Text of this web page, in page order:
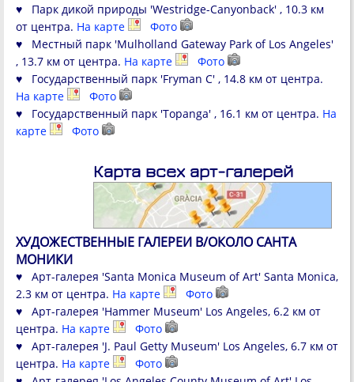
♥ Парк дикой природы 'Westridge-Canyonback' , 10.3 км
от центра. На карте
Фото
♥ Местный парк 'Mulholland Gateway Park of Los Angeles'
, 13.7 км от центра. На карте
Фото
♥ Государственный парк 'Fryman C' , 14.8 км от центра.
На карте
Фото
♥ Государственный парк 'Topanga' , 16.1 км от центра. На
карте
Фото
Карта всех арт-галерей
ХУДОЖЕСТВЕННЫЕ ГАЛЕРЕИ В/ОКОЛО САНТА
МОНИКИ
♥ Арт-галерея 'Santa Monica Museum of Art' Santa Monica,
2.3 км от центра. На карте
Фото
♥ Арт-галерея 'Hammer Museum' Los Angeles, 6.2 км от
центра. На карте
Фото
♥ Арт-галерея 'J. Paul Getty Museum' Los Angeles, 6.7 км от
центра. На карте
Фото